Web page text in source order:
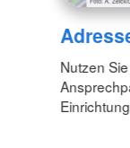
Nutzen